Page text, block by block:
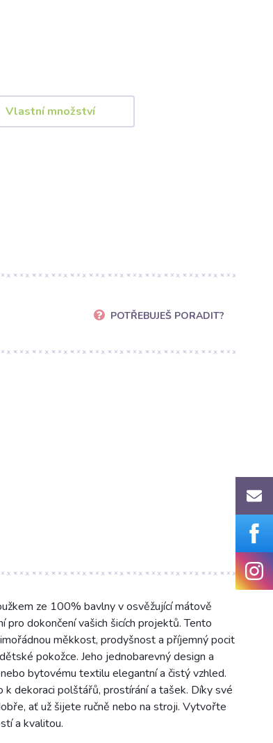
POTŘEBUJEŠ PORADIT?
ze 100% bavlny v osvěžující mátově
dokončení vašich šicích projektů. Tento
měkkost, prodyšnost a příjemný pocit
pokožce. Jeho jednobarevný design a
bytovému textilu elegantní a čistý vzhled.
dekoraci polštářů, prostírání a tašek. Díky své
ať už šijete ručně nebo na stroji. Vytvořte
a kvalitou.